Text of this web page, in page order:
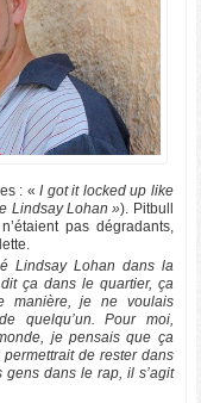
: «I got it locked up like
Lindsay Lohan »). Pitbull
pas dégradants,
Lindsay Lohan dans la
ça dans le quartier, ça
manière, je ne voulais
quelqu’un. Pour moi,
je pensais que ça
de rester dans
dans le rap, il s’agit